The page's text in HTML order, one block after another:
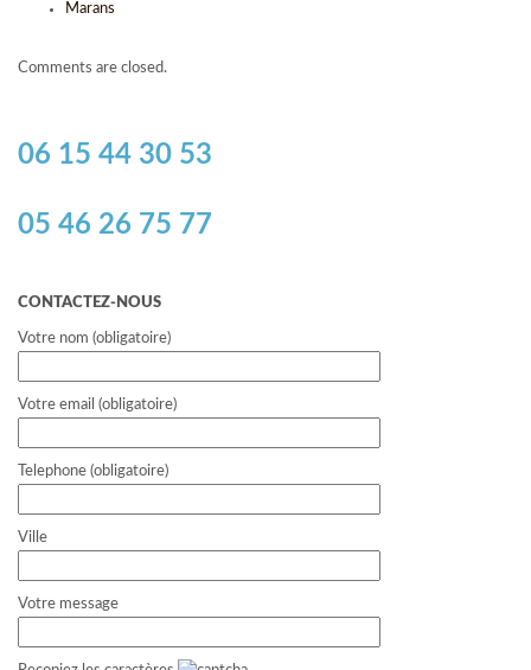
Marans
Comments are closed.
06 15 44 30 53
05 46 26 75 77
CONTACTEZ-NOUS
Votre nom (obligatoire)
Votre email (obligatoire)
Telephone (obligatoire)
Ville
Votre message